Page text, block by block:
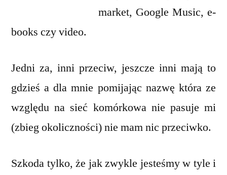
market, Google Music, e-
books czy video.
Jedni za, inni przeciw, jeszcze inni mają to
gdzieś a dla mnie pomijając nazwę która ze
względu na sieć komórkowa nie pasuje mi
(zbieg okoliczności) nie mam nic przeciwko.
Szkoda tylko, że jak zwykle jesteśmy w tyle i